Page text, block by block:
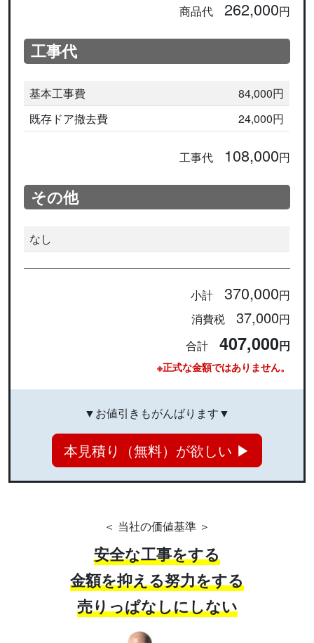
商品代 262,000円
工事代
基本工事費
84,000円
既存ドア撤去費
24,000円
工事代 108,000円
その他
なし
小計 370,000円
消費税 37,000円
合計 407,000円
※正式な金額ではありません。
▼お値引きもがんばります▼
本見積り（無料）が欲しい ▶
＜ 当社の価値基準 ＞
安全な工事をする
金額を抑える努力をする
売りっぱなしにしない